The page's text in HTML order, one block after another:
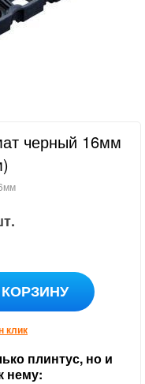
черный 16мм
клик
плинтус, но и
нему: